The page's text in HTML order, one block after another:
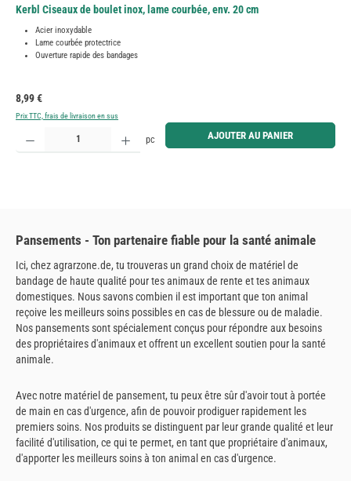
Kerbl Ciseaux de boulet inox, lame courbée, env. 20 cm
Acier inoxydable
Lame courbée protectrice
Ouverture rapide des bandages
Prix régulier :
8,99 €
Prix TTC, frais de livraison en sus
Quantité de produit : Entrez la quantité souhaitée ou utilisez les boutons pour augmenter ou
pc AJOUTER AU PANIER
Pansements - Ton partenaire fiable pour la santé animale
Ici, chez agrarzone.de, tu trouveras un grand choix de matériel de
bandage de haute qualité pour tes animaux de rente et tes animaux
domestiques. Nous savons combien il est important que ton animal
reçoive les meilleurs soins possibles en cas de blessure ou de maladie.
Nos pansements sont spécialement conçus pour répondre aux besoins
des propriétaires d'animaux et offrent un excellent soutien pour la santé
animale.
Avec notre matériel de pansement, tu peux être sûr d'avoir tout à portée
de main en cas d'urgence, afin de pouvoir prodiguer rapidement les
premiers soins. Nos produits se distinguent par leur grande qualité et leur
facilité d'utilisation, ce qui te permet, en tant que propriétaire d'animaux,
d'apporter les meilleurs soins à ton animal en cas d'urgence.